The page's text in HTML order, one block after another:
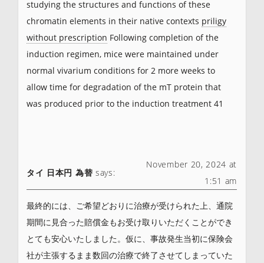
studying the structures and functions of these
chromatin elements in their native contexts priligy
without prescription Following completion of the
induction regimen, mice were maintained under
normal vivarium conditions for 2 more weeks to
allow time for degradation of the mT protein that
was produced prior to the induction treatment 41
タイ 日本円 為替 says:
November 20, 2024 at
1:51 am
最終的には、ご希望どおりに治療が受けられた上、通院
期間に見合った賠償金もお受け取りいただくことができ
とても安心いたしました。仮に、事故発生当初に保険会
社が主張するまま数回の治療で終了させてしまっていた